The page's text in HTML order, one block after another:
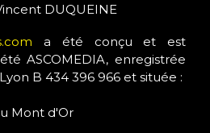
DUQUEINE
a été conçu et est
ASCOMEDIA, enregistrée
B 434 396 966 et située :
Mont d'Or